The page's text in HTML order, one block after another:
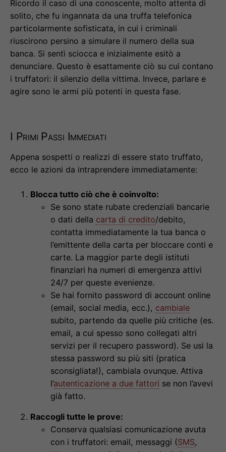
Ricordo il caso di una conoscente, molto attenta di
solito, che fu ingannata da una truffa telefonica
particolarmente sofisticata, in cui i criminali
riuscirono persino a simulare il numero della sua
banca. Si sentì sciocca e inizialmente esitò a
denunciare. Questo è esattamente ciò su cui contano
i truffatori: il silenzio della vittima. Invece, parlare e
agire sono le armi più potenti in questa fase.
I Primi Passi Immediati
Appena sospetti o realizzi di essere stato truffato,
ecco le azioni da intraprendere immediatamente:
Blocca tutto ciò che è coinvolto:
Se sono state rubate credenziali bancarie
o dati della carta di credito/debito,
contatta immediatamente la tua banca o
l’emittente della carta per bloccare conti e
carte. La maggior parte degli istituti
finanziari ha numeri di emergenza attivi
24/7 per queste evenienze.
Se hai fornito password di account online
(email, social media, ecc.), cambiale
subito, partendo da quelle più critiche (es.
email, a cui spesso sono collegati altri
servizi per il recupero password). Se usi la
stessa password su più siti (pratica
sconsigliata!), cambiala ovunque. Attiva
l’autenticazione a due fattori se non l’avevi
già fatto.
Raccogli tutte le prove:
Conserva qualsiasi comunicazione avuta
con i truffatori: email, messaggi (SMS,